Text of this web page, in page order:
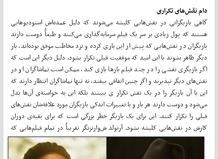
دام نقش‌های تکراری
گاهی بازیگرانی در نقش‌هایی کلیشه می‌شوند که دلیل عمده‌اش استودیو‌‌هایی
هستند که پول زیادی بر سر یک فیلم سرمایه‌گذاری می‌کنند و طبعآً دوست دارند
بازیگران در نقش‌هایی که پیش از این بازی کرده و نزد مخاطب موفق بوده‌اند، بار
دیگر ظاهر بشوند با این امید که موفقیت قبلی تکرار بشود. دلیل دیگر این است که
اگر بازیگری نقشی را در چند فیلم بارها بازی کند، ممکن است تماشاگران او در
نقش‌های دیگر نپذیرند و اگر چنین اتفاقی بیفتد، نه تنها تماشاگران انتظار دارند که
این یا آن بازیگر را در یک نقش تکرار ی ببینند بلکه این به خواسته‌ی آن‌ها بدل
می‌شود و دوست دارند هر بار و با تغییرات اندکی بازیگران مورد علاقه‌شان نقش‌های
قبلی را تکرار کنند. این برای یک بازیگر خطر بزرگی است که برای بقیه‌ی دوران
کارش در نقش‌هایی کلیشه بشود. آرنولد شوارتزنگر تقریباً در تمام فیلم‌هایی که